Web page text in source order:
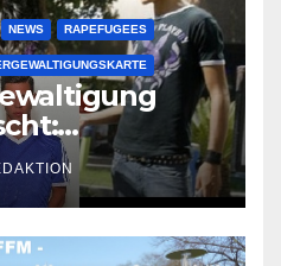
NEWS RAPEFUGEES
ist ein